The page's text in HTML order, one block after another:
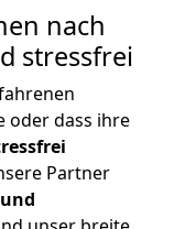
nach
stressfrei
oder dass ihre
Partner